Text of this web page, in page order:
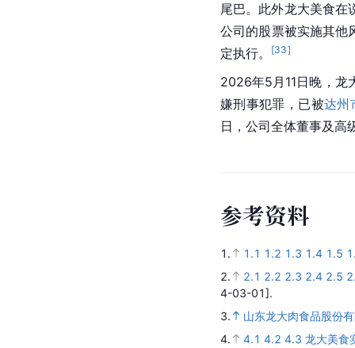
尾巴。此外龙大美食在
公司的股票被实施其他
定执行。
[33]
2026年5月11日晚，龙
嫌刑事犯罪，已被达州
日，公司全体董事及高
参考资料
1. 1.1 1.2 1.3 1.4 1.5
2.
2.1 2.2 2.3 2.4 2.5
4-03-01].
3.
山东龙大肉食品股份
4.
4.1 4.2 4.3 龙大美食